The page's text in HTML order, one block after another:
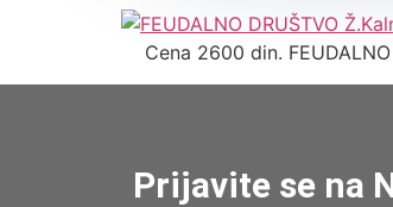
Cena 2600 din.
Prijavite se na